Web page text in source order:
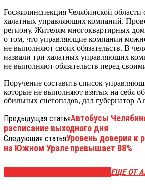
Госжилинспекция Челябинской области
халатных управляющих компаний.
региону. Жителям многоквартирных
о том, что управляющие компании
не выполняют своих обязательств. В
назвали три халатных управляющих
не выполняют обязательств перед
Поручение составить список
которые не выполняют взятых на себя
обильных снегопадов, дал губернатор
Предыдущая статьяАвтобусы
расписание выходного дня
Следующая статьяУровень доверия к
на Южном Урале превышает 88%
ЕЩЕ ОТ